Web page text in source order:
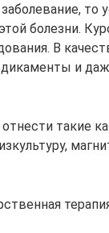
то
болезни.
В
и
такие